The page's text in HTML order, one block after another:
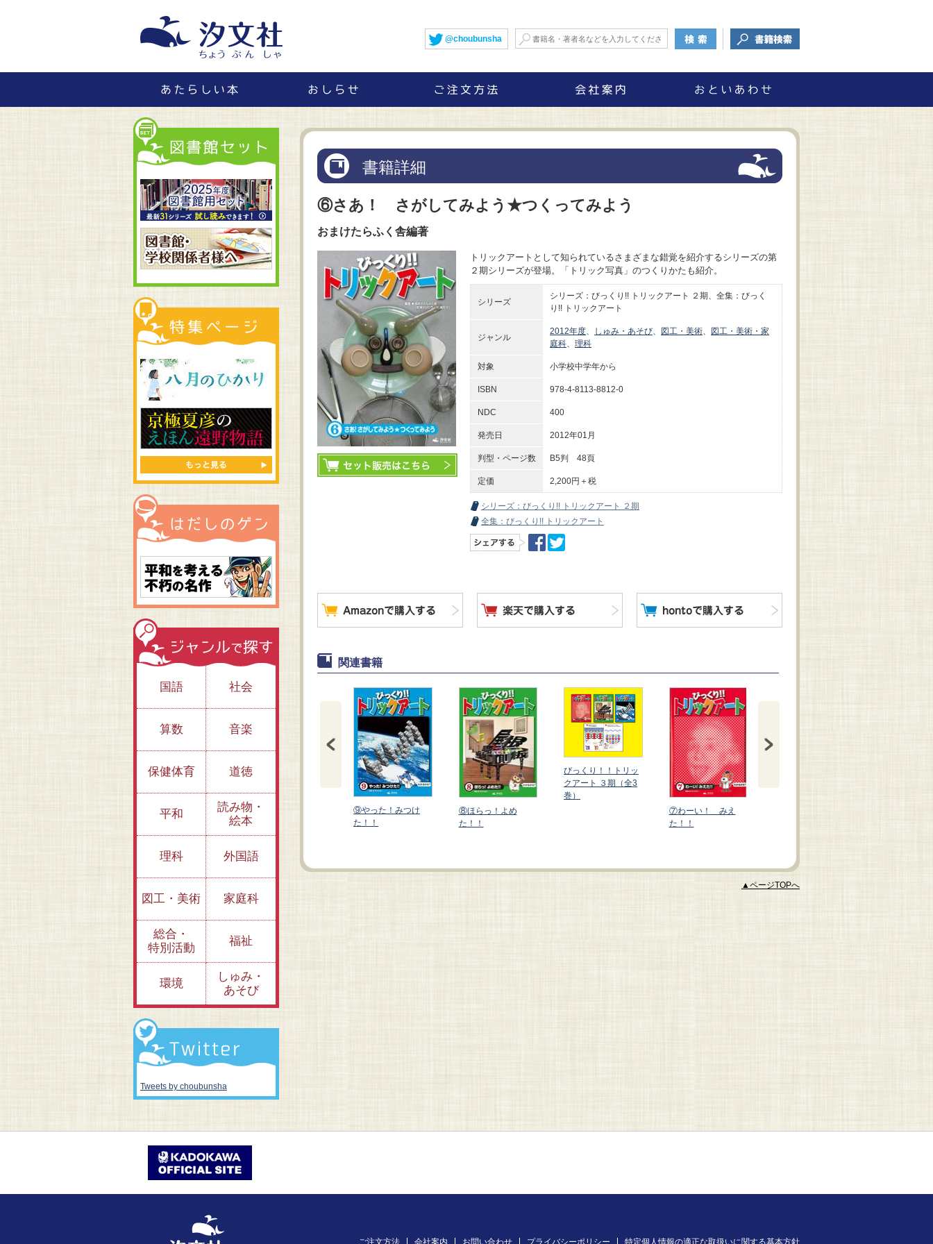
@choubunsha
書籍詳細
⑥さあ！ さがしてみよう★つくってみよう
おまけたらふく舎編著
トリックアートとして知られているさまざまな錯覚を紹介するシリーズの第
２期シリーズが登場。「トリック写真」のつくりかたも紹介。
シリーズ
シリーズ：びっくり!! トリックアート ２期、全集：びっく
り!! トリックアート
ジャンル
2012年度、 しゅみ・あそび、 図工・美術、
図工・美術・家
庭科、 理科
対象 小学校中学年から
ISBN 978-4-8113-8812-0
NDC 400
発売日 2012年01月
判型・ページ数 B5判 48頁
定価 2,200円＋税
シリーズ：びっくり!! トリックアート ２期
全集：びっくり!! トリックアート
関連書籍
②あっ！ 色がかわ
った？
①えっ！ おなじ長
さ？
⑨やった！みつけ
た！！
⑧ほらっ！よめ
た！！
びっくり！！トリッ
クアート ３期（全3
巻）
⑦わーい！ みえ
た！！
▲ページTOPへ
国語 社会
算数 音楽
保健体育 道徳
平和
読み物・
絵本
理科 外国語
図工・美術 家庭科
総合・
特別活動
福祉
環境
しゅみ・
あそび
Tweets by choubunsha